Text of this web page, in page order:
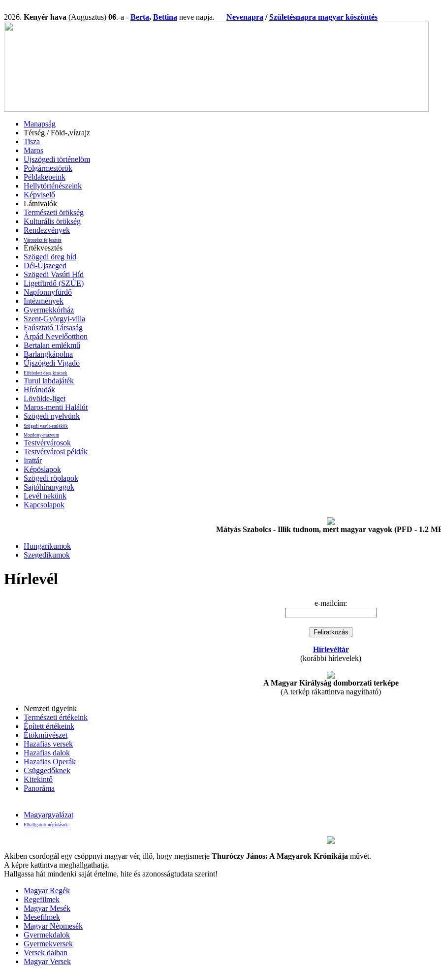
2026. Kenyér hava (Augusztus) 06.-a - Berta, Bettina neve napja. Nevenapra /Születésnapra magyar köszöntés
Manapság
Térség / Föld-,vízrajz
Tisza
Maros
Ujszögedi történelöm
Polgármestörök
Példaképeink
Hellytörténészeink
Képviselő
Látnivalók
Természeti örökség
Kulturális örökség
Rendezvények
Városrész fejlesztés
Értékvesztés
Szögedi öreg híd
Dél-Újszeged
Szögedi Vasúti Híd
Ligetfürdő (SZÚE)
Napfonnyfürdő
Intézmények
Gyermekkórház
Szent-Györgyi-villa
Faúsztató Társaság
Árpád Nevelőotthon
Bertalan emlékmű
Barlangkápolna
Újszögedi Vigadó
Elfeledett öreg kincsek
Turul labdajáték
Hírárudák
Lövölde-liget
Maros-menti Halálút
Szögedi nyelvünk
Szögedi vasút-emlékök
Mozdony-múzeum
Testvérvárosok
Testvérvárosi példák
Irattár
Képöslapok
Szögedi röplapok
Sajtóhíranyagok
Levél nekünk
Kapcsolapok
Mátyás Szabolcs - Illik tudnom, mert magyar vagyok (PFD - 1.2
Hungarikumok
Szegedikumok
Hírlevél
e-mailcím:
Hírlevéltár
(korábbi hírlevelek)
A Magyar Királyság domborzati terképe
(A terkép rákattintva nagyítható)
Nemzeti ügyeink
Természeti értékeink
Épített értékeink
Étökművészet
Hazafias versek
Hazafias dalok
Hazafias Operák
Csüggedőknek
Kitekintő
Panoráma
Magyargyalázat
Elhallgatott népírtások
Akiben csordogál egy csöppnyi magyar vér, illő, hogy megismerje Thuróczy János: A Magyarok Krónikája művét.
A képre kattintva meghallgathatja.
Hallgassa hát mindenki saját értelme, hite és azonosságtudata szerint!
Magyar Regék
Regefilmek
Magyar Mesék
Mesefilmek
Magyar Népmesék
Gyermekdalok
Gyermekversek
Versek dalban
Magyar Versek